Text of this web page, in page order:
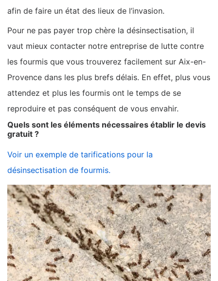
afin de faire un état des lieux de l’invasion.
Pour ne pas payer trop chère la désinsectisation, il
vaut mieux contacter notre entreprise de lutte contre
les fourmis que vous trouverez facilement sur Aix-en-
Provence dans les plus brefs délais. En effet, plus vous
attendez et plus les fourmis ont le temps de se
reproduire et pas conséquent de vous envahir.
Quels sont les éléments nécessaires établir le devis
gratuit ?
Voir un exemple de tarifications pour la
désinsectisation de fourmis.